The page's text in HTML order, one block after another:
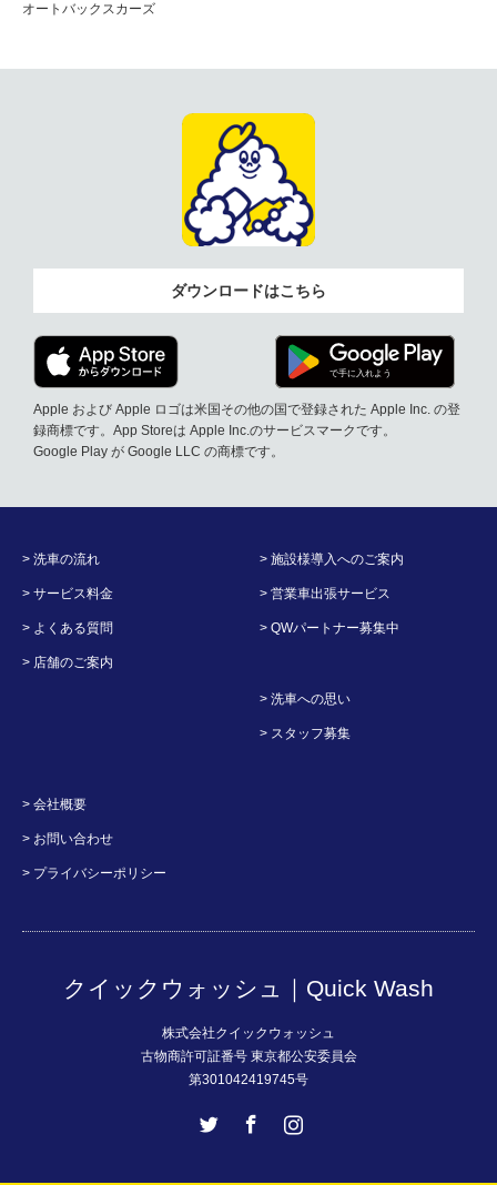
オートバックスカーズ
ダウンロードはこちら
Apple および Apple ロゴは米国その他の国で登録された Apple Inc. の登
録商標です。App Storeは Apple Inc.のサービスマークです。
Google Play が Google LLC の商標です。
> 洗車の流れ
> サービス料金
> よくある質問
> 店舗のご案内
> 施設様導入へのご案内
> 営業車出張サービス
> QWパートナー募集中
> 洗車への思い
> スタッフ募集
> 会社概要
> お問い合わせ
> プライバシーポリシー
クイックウォッシュ｜Quick Wash
株式会社クイックウォッシュ
古物商許可証番号 東京都公安委員会
第301042419745号